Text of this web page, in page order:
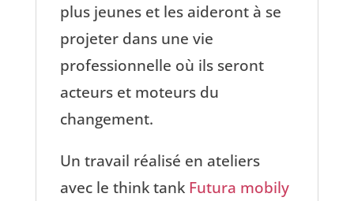
plus jeunes et les aideront à se
projeter dans une vie
professionnelle où ils seront
acteurs et moteurs du
changement.
Un travail réalisé en ateliers
avec le think tank Futura mobily